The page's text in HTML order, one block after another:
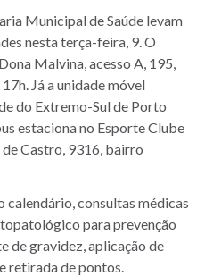
Municipal de Saúde levam
nesta terça-feira, 9. O
Malvina, acesso A, 195,
Já a unidade móvel
do Extremo-Sul de Porto
estaciona no Esporte Clube
Castro, 9316, bairro
calendário, consultas médicas
para prevenção
de gravidez, aplicação de
retirada de pontos.